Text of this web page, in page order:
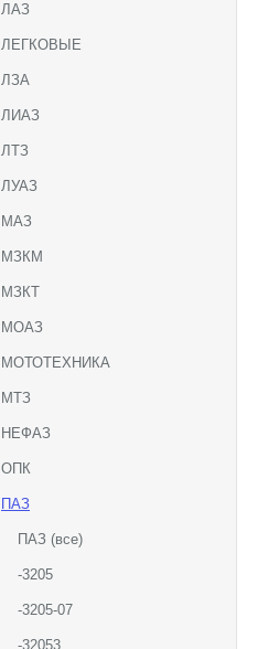
ЛАЗ
ЛЕГКОВЫЕ
ЛЗА
ЛИАЗ
ЛТЗ
ЛУАЗ
МАЗ
МЗКМ
МЗКТ
МОАЗ
МОТОТЕХНИКА
МТЗ
НЕФАЗ
ОПК
ПАЗ
ПАЗ (все)
-3205
-3205-07
-32053